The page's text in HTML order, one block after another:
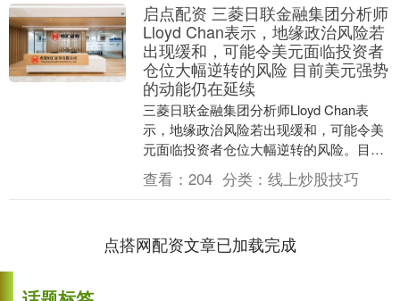
启点配资 三菱日联金融集团分析师
Lloyd Chan表示，地缘政治风险若
出现缓和，可能令美元面临投资者
仓位大幅逆转的风险 目前美元强势
的动能仍在延续
三菱日联金融集团分析师Lloyd Chan表
示，地缘政治风险若出现缓和，可能令美
元面临投资者仓位大幅逆转的风险。目前
美元强势的动能仍在延续。....
查看： 204 分类： 线上炒股技巧
点搭网配资文章已加载完成